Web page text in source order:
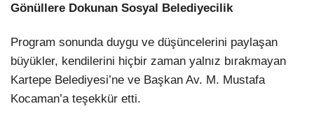
Gönüllere Dokunan Sosyal Belediyecilik
Program sonunda duygu ve düşüncelerini paylaşan
büyükler, kendilerini hiçbir zaman yalnız bırakmayan
Kartepe Belediyesi’ne ve Başkan Av. M. Mustafa
Kocaman’a teşekkür etti.